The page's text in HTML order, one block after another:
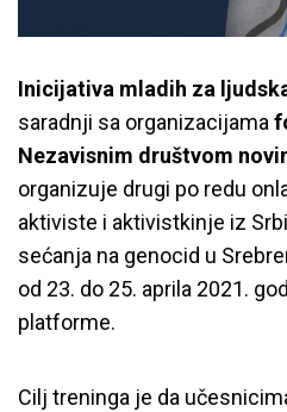
Inicijativa mladih za
saradnji sa organizacijama
Nezavisnim društvom
organizuje drugi po redu
aktiviste i aktivistkinje iz
sećanja na genocid u
od 23. do 25. aprila 2021.
platforme.
Cilj treninga je da